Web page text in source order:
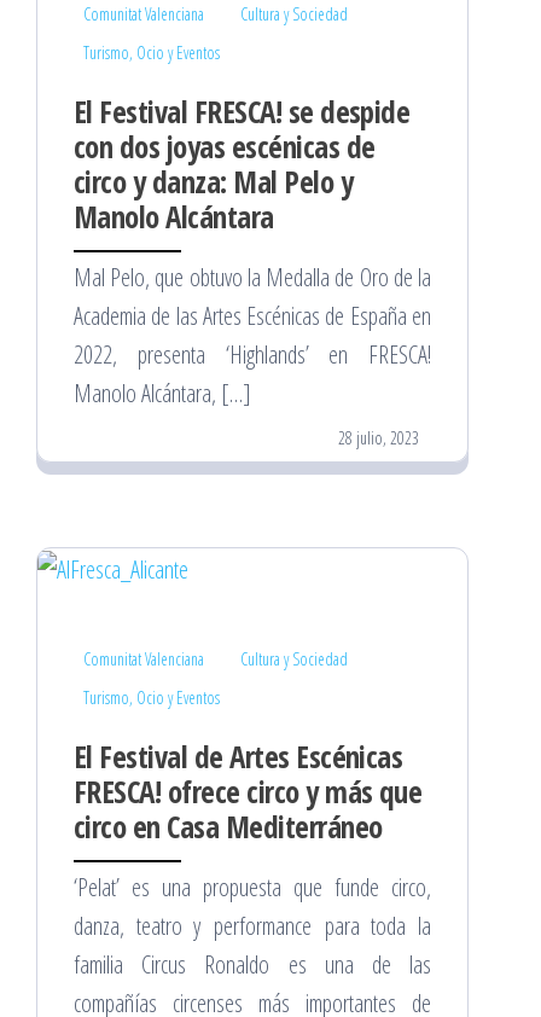
Comunitat Valenciana
Cultura y Sociedad
Turismo, Ocio y Eventos
El Festival FRESCA! se despide
con dos joyas escénicas de
circo y danza: Mal Pelo y
Manolo Alcántara
Mal Pelo, que obtuvo la Medalla de Oro de la
Academia de las Artes Escénicas de España en
2022, presenta ‘Highlands’ en FRESCA!
Manolo Alcántara, […]
28 julio, 2023
Comunitat Valenciana
Cultura y Sociedad
Turismo, Ocio y Eventos
El Festival de Artes Escénicas
FRESCA! ofrece circo y más que
circo en Casa Mediterráneo
‘Pelat’ es una propuesta que funde circo,
danza, teatro y performance para toda la
familia Circus Ronaldo es una de las
compañías circenses más importantes de